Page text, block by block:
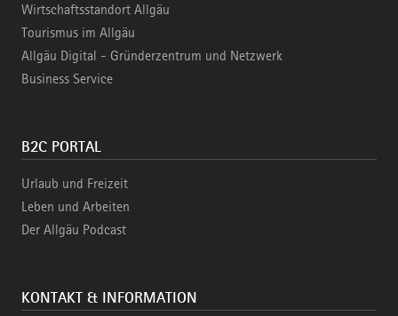
Wirtschaftsstandort Allgäu
Tourismus im Allgäu
Allgäu Digital - Gründerzentrum und Netzwerk
Business Service
B2C PORTAL
Urlaub und Freizeit
Leben und Arbeiten
Der Allgäu Podcast
KONTAKT & INFORMATION